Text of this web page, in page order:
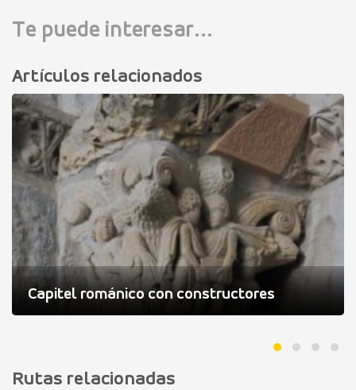
Te puede interesar...
Artículos relacionados
Capitel románico con constructores
Rutas relacionadas